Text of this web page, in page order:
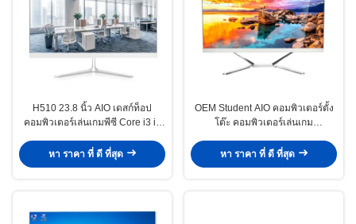
H510 23.8 นิ้ว AIO เดสก์ท็อป
คอมพิวเตอร์เล่นเกมพีซี Core i3 i5
หา ราคา ที่ ดี ที่สุด
OEM Student AIO คอมพิวเตอร์ตั้ง
โต๊ะ คอมพิวเตอร์เล่นเกม
Core I7
หา ราคา ที่ ดี ที่สุด